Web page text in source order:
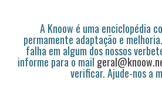
A Knoow é uma enciclopédia
permamente adaptação e
falha em algum dos nossos
informe para o mail
verificar. Ajude-nos a